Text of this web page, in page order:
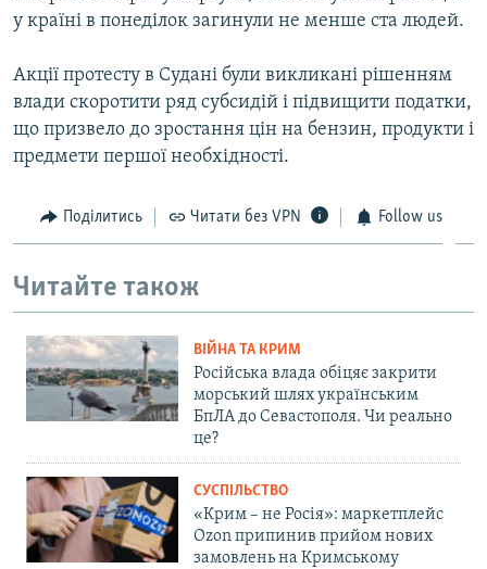
у країні в понеділок загинули не менше ста людей.
Акції протесту в Судані були викликані рішенням
влади скоротити ряд субсидій і підвищити податки,
що призвело до зростання цін на бензин, продукти і
предмети першої необхідності.
Поділитись Читати без VPN Follow us
Читайте також
ВІЙНА ТА КРИМ
Російська влада обіцяє закрити
морський шлях українським
БпЛА до Севастополя. Чи реально
це?
СУСПІЛЬСТВО
«Крим – не Росія»: маркетплейс
Ozon припинив прийом нових
замовлень на Кримському